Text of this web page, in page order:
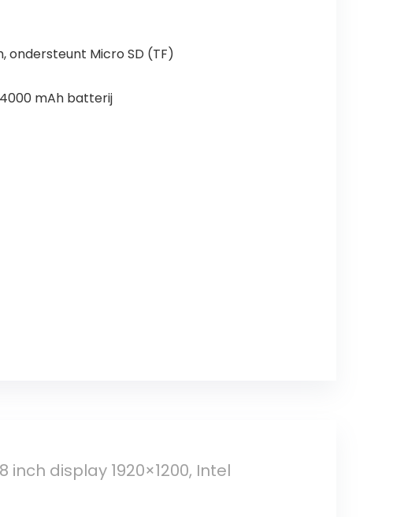
ondersteunt Micro SD (TF)
mAh batterij
inch display 1920×1200, Intel